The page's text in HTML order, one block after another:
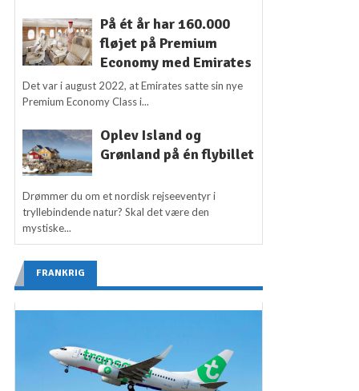
På ét år har 160.000
fløjet på Premium
Economy med Emirates
Det var i august 2022, at Emirates satte sin nye
Premium Economy Class i...
Oplev Island og
Grønland på én flybillet
Drømmer du om et nordisk rejseeventyr i
tryllebindende natur? Skal det være den
mystiske...
FRANKRIG